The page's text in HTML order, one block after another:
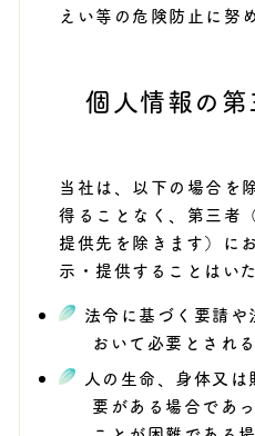
えい等の危険防止に努め
個人情報の
当社は、以下の場合を
得ることなく、第三者
提供先を除きます）に
示・提供することはい
法令に基づく要請
おいて必要とされ
人の生命、身体又
要がある場合であ